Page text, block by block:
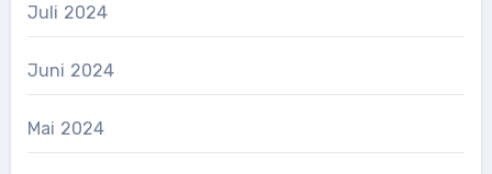
Juli 2024
Juni 2024
Mai 2024